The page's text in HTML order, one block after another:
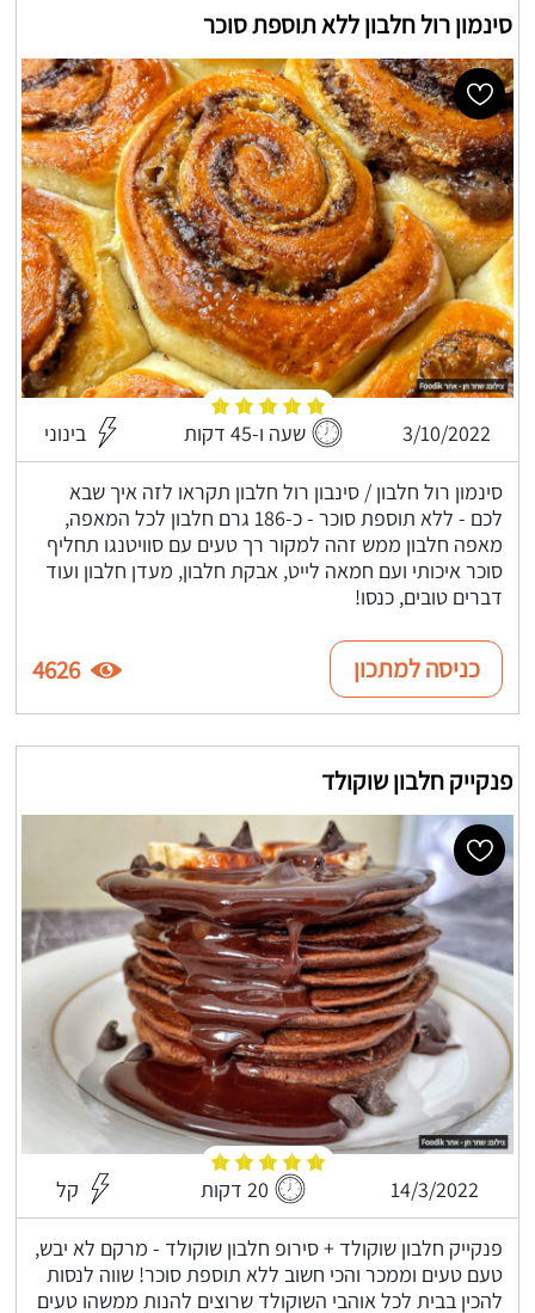
סינמון רול חלבון ללא תוספת סוכר
3/10/2022 שעה ו-45 דקות בינוני
סינמון רול חלבון / סינבון רול חלבון תקראו לזה איך שבא
לכם - ללא תוספת סוכר - כ-186 גרם חלבון לכל המאפה,
מאפה חלבון ממש זהה למקור רך טעים עם סוויטנגו תחליף
סוכר איכותי ועם חמאה לייט, אבקת חלבון, מעדן חלבון ועוד
דברים טובים, כנסו!
כניסה למתכון 4626
פנקייק חלבון שוקולד
14/3/2022 20 דקות קל
פנקייק חלבון שוקולד + סירופ חלבון שוקולד - מרקם לא יבש,
טעם טעים וממכר והכי חשוב ללא תוספת סוכר! שווה לנסות
להכין בבית לכל אוהבי השוקולד שרוצים להנות ממשהו טעים